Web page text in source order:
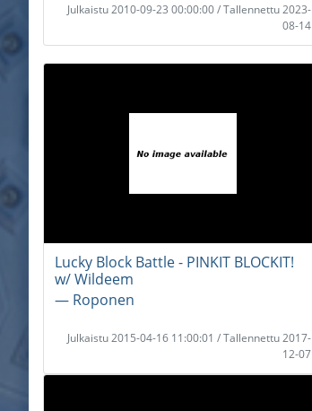
Julkaistu 2010-09-23 00:00:00 / Tallennettu 2023-
08-14
Lucky Block Battle - PINKIT BLOCKIT!
w/ Wildeem
― Roponen
Julkaistu 2015-04-16 11:00:01 / Tallennettu 2017-
12-07